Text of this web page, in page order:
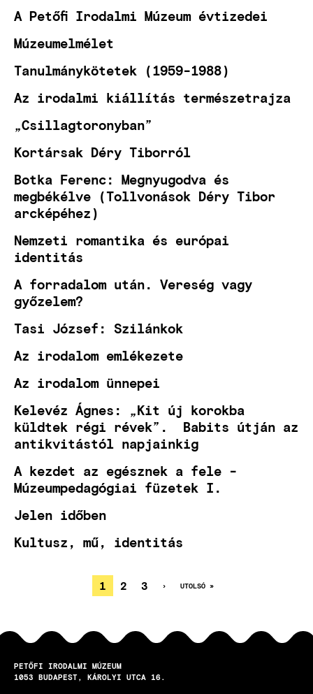
A Petőfi Irodalmi Múzeum évtizedei
Múzeumelmélet
Tanulmánykötetek (1959-1988)
Az irodalmi kiállítás természetrajza
„Csillagtoronyban”
Kortársak Déry Tiborról
Botka Ferenc: Megnyugodva és
megbékélve (Tollvonások Déry Tibor
arcképéhez)
Nemzeti romantika és európai
identitás
A forradalom után. Vereség vagy
győzelem?
Tasi József: Szilánkok
Az irodalom emlékezete
Az irodalom ünnepei
Kelevéz Ágnes: „Kit új korokba
küldtek régi révek”. Babits útján az
antikvitástól napjainkig
A kezdet az egésznek a fele -
Múzeumpedagógiai füzetek I.
Jelen időben
Kultusz, mű, identitás
OLDALSZÁMOZÁS
JELENLEGI
OLDAL
1 OLDAL
2 OLDAL
3
KÖVETKEZŐ
›
UTOLSÓ
UTOLSÓ »
PETŐFI IRODALMI MÚZEUM
1053
BUDAPEST KÁROLYI UTCA 16.